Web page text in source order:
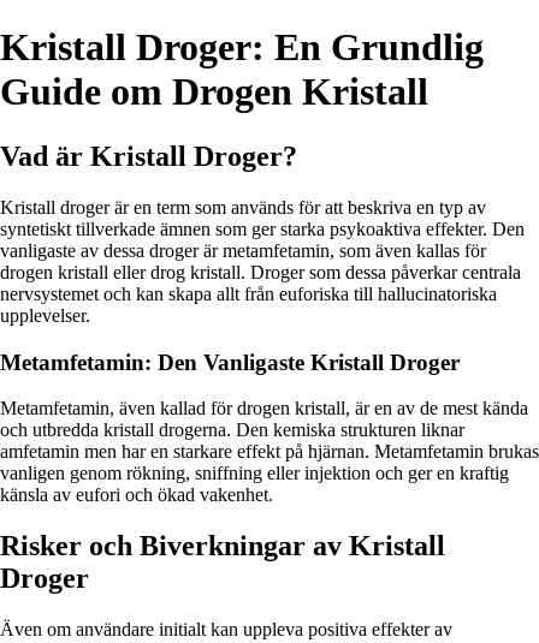
Kristall Droger: En Grundlig
Guide om Drogen Kristall
Vad är Kristall Droger?
Kristall droger är en term som används för att beskriva en typ av
syntetiskt tillverkade ämnen som ger starka psykoaktiva effekter. Den
vanligaste av dessa droger är metamfetamin, som även kallas för
drogen kristall eller drog kristall. Droger som dessa påverkar centrala
nervsystemet och kan skapa allt från euforiska till hallucinatoriska
upplevelser.
Metamfetamin: Den Vanligaste Kristall Droger
Metamfetamin, även kallad för drogen kristall, är en av de mest kända
och utbredda kristall drogerna. Den kemiska strukturen liknar
amfetamin men har en starkare effekt på hjärnan. Metamfetamin brukas
vanligen genom rökning, sniffning eller injektion och ger en kraftig
känsla av eufori och ökad vakenhet.
Risker och Biverkningar av Kristall
Droger
Även om användare initialt kan uppleva positiva effekter av